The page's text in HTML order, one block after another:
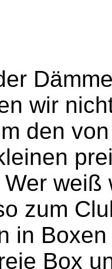
wir
den
zum
in
Box